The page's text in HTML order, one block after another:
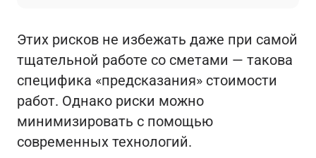
Этих рисков не избежать даже при самой
тщательной работе со сметами — такова
специфика «предсказания» стоимости
работ. Однако риски можно
минимизировать с помощью
современных технологий.